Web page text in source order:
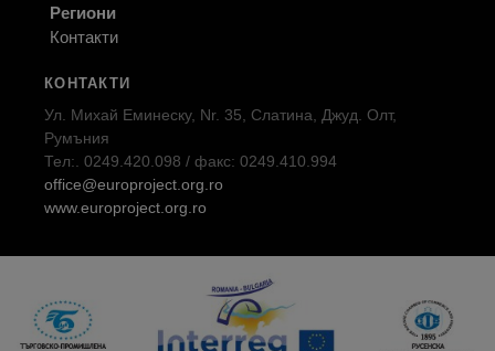
Региони
Контакти
КОНТАКТИ
Ул. Михай Еминеску, Nr. 35, Слатина, Джуд. Олт,
Румъния
Тел:. 0249.420.098 / факс: 0249.410.994
office@europroject.org.ro
www.europroject.org.ro